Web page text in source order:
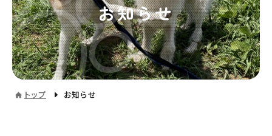
お知らせ
トップ お知らせ